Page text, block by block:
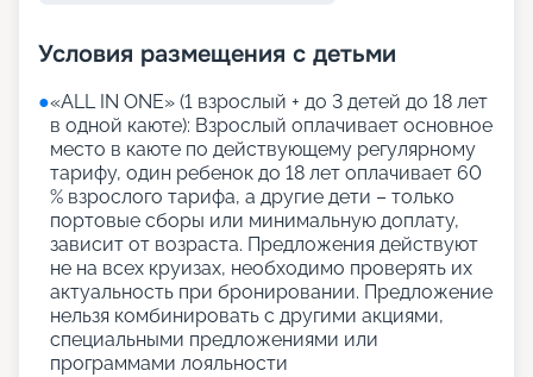
Условия размещения с детьми
●«АLL IN ONE» (1 взрослый + до 3 детей до 18 лет
в одной каюте): Взрослый оплачивает основное
место в каюте по действующему регулярному
тарифу, один ребенок до 18 лет оплачивает 60
% взрослого тарифа, а другие дети – только
портовые сборы или минимальную доплату,
зависит от возраста. Предложения действуют
не на всех круизах, необходимо проверять их
актуальность при бронировании. Предложение
нельзя комбинировать с другими акциями,
специальными предложениями или
программами лояльности